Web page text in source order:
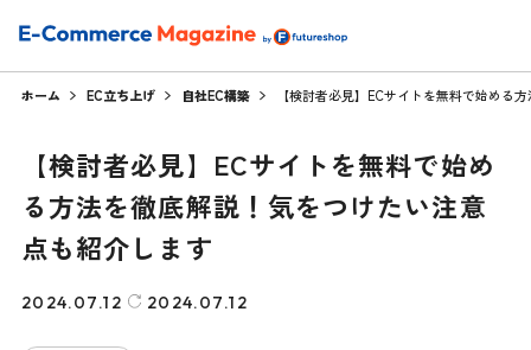
ホーム EC立ち上げ 自社EC構築 【検討者必見】ECサイトを無料で始める
【検討者必見】ECサイトを無料で始め
る方法を徹底解説！気をつけたい注意
点も紹介します
2024.07.12 2024.07.12